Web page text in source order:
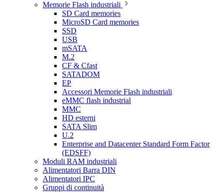
Memorie Flash industriali
SD Card memories
MicroSD Card memories
SSD
USB
mSATA
M.2
CF & Cfast
SATADOM
EP
Accessori Memorie Flash industriali
eMMC flash industrial
MMC
HD esterni
SATA Slim
U.2
Enterprise and Datacenter Standard Form Factor
(EDSFF)
Moduli RAM industriali
Alimentatori Barra DIN
Alimentatori IPC
Gruppi di continuità